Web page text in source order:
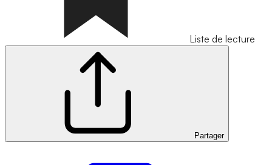
Liste de lecture
Partager